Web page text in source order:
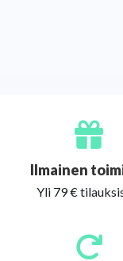
Ilmainen
Yli 79 €